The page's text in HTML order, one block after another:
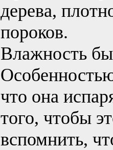
дерева,
пороков.
Влажность
что она
того, чтобы
вспомнить,